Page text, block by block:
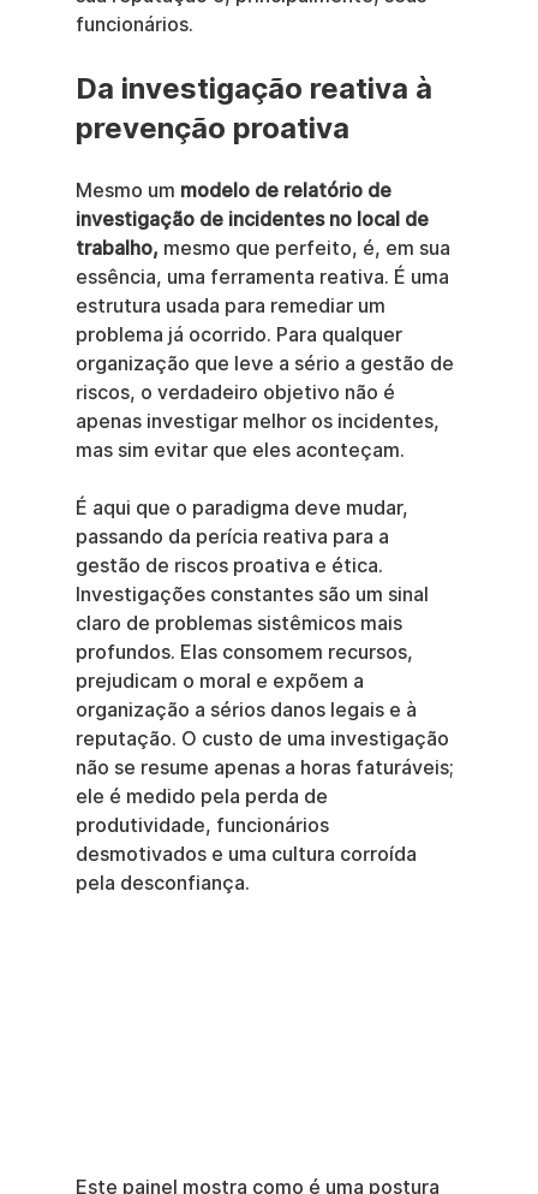
funcionários.
Da investigação reativa à
prevenção proativa
Mesmo um modelo de relatório de
investigação de incidentes no local de
trabalho, mesmo que perfeito, é, em sua
essência, uma ferramenta reativa. É uma
estrutura usada para remediar um
problema já ocorrido. Para qualquer
organização que leve a sério a gestão de
riscos, o verdadeiro objetivo não é
apenas investigar melhor os incidentes,
mas sim evitar que eles aconteçam.
É aqui que o paradigma deve mudar,
passando da perícia reativa para a
gestão de riscos proativa e ética.
Investigações constantes são um sinal
claro de problemas sistêmicos mais
profundos. Elas consomem recursos,
prejudicam o moral e expõem a
organização a sérios danos legais e à
reputação. O custo de uma investigação
não se resume apenas a horas faturáveis;
ele é medido pela perda de
produtividade, funcionários
desmotivados e uma cultura corroída
pela desconfiança.
Este painel mostra como é uma postura